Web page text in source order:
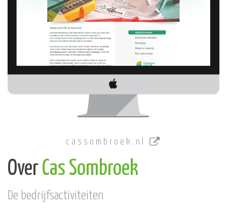
cassombroek.nl
OverCas Sombroek
De bedrijfsactiviteiten